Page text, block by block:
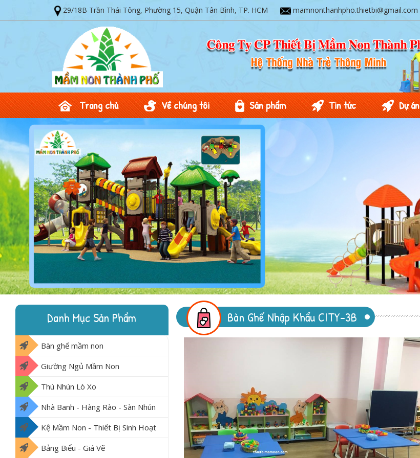
29/18B Trần Thái Tông, Phường 15, Quận Tân Bình, TP. HCM mamnonthanhpho.thietbi@gmail.com
Trang chủ Về chúng tôi Sản phẩm Tin tức Dự án
Danh Mục Sản Phẩm
Bàn ghế mầm non
Giường Ngủ Mầm Non
Thú Nhún Lò Xo
Nhà Banh - Hàng Rào - Sàn Nhún
Kệ Mầm Non - Thiết Bị Sinh Hoạt
Bảng Biểu - Giá Vẽ
Bàn Ghế Nhập Khẩu CITY-3B